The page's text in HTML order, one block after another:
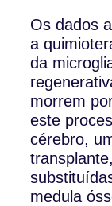
Os dados
a
da
morrem
este
cérebro,
medula